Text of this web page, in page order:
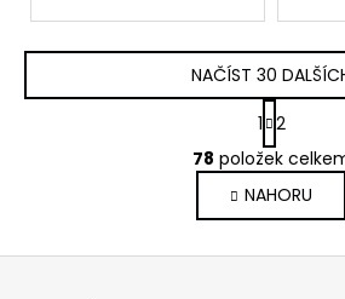
O
v
l
á
d
NAČÍST 30
S
t
r
á
n
k
o
1 2
78 položek
NAHORU
Z